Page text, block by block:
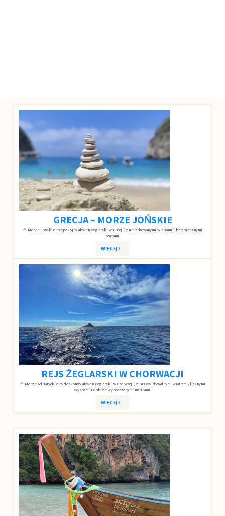
GRECJA – MORZE JOŃSKIE
⛵ Morze Jońskie to spokojny akwen żeglarski w Grecji, z umiarkowanymi wiatrami i bezpiecznymi
portami.
WIĘCEJ
REJS ŻEGLARSKI W CHORWACJI
⛵ Morze Adriatyckie to doskonały akwen żeglarski w Chorwacji, z przewidywalnymi wiatrami, licznymi
wyspami i dobrze wyposażonymi marinami.
WIĘCEJ